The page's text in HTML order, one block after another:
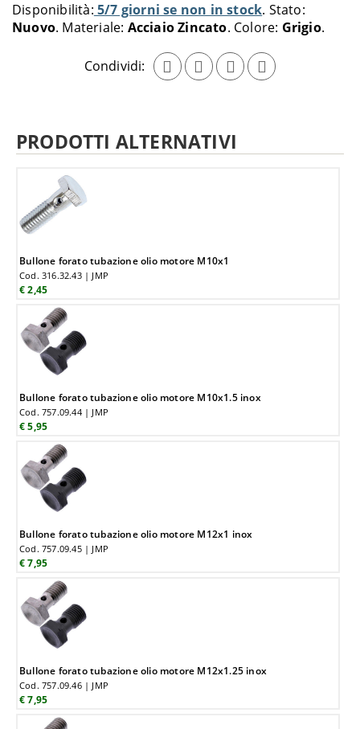
Disponibilità: 5/7 giorni se non in stock Stato:
Nuovo Materiale: Acciaio Zincato Colore: Grigio
Condividi:
carrello
PRODOTTI ALTERNATIVI
Bullone forato tubazione olio motore M10x1
Cod. 316.32.43 | JMP
€ 2,45
Bullone forato tubazione olio motore M10x1.5 inox
Cod. 757.09.44 | JMP
€ 5,95
Bullone forato tubazione olio motore M12x1 inox
Cod. 757.09.45 | JMP
€ 7,95
Bullone forato tubazione olio motore M12x1.25 inox
Cod. 757.09.46 | JMP
€ 7,95